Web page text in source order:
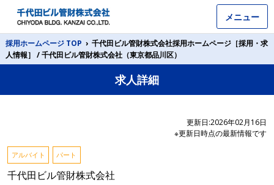
メニュー
採用ホームページ TOP › 千代田ビル管財株式会社採用ホームページ［採用・求
人情報］ / 千代田ビル管財株式会社（東京都品川区）
求人詳細
更新日:2026年02月16日
※更新日時点の最新情報です
アルバイト パート
千代田ビル管財株式会社